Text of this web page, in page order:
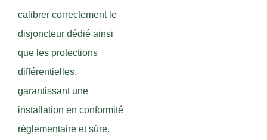
calibrer correctement le
disjoncteur dédié ainsi
que les protections
différentielles,
garantissant une
installation en conformité
réglementaire et sûre.